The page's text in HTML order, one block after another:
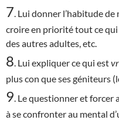
7 . Lui donner l’habitude
croire en priorité tout ce qui
des autres adultes, etc.
8 . Lui expliquer ce qui est
plus con que ses géniteurs
9 . Le questionner et
à se confronter au mental